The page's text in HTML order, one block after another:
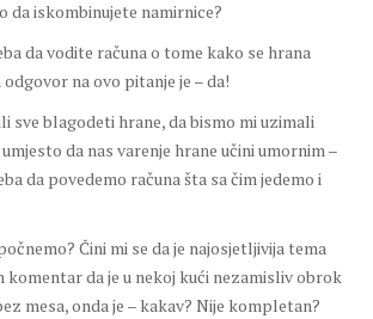
da iskombinujete namirnice?
da vodite računa o tome kako se hrana
na ovo pitanje je – da!
sve blagodeti hrane, da bismo mi uzimali
da nas varenje hrane učini umornim –
da povedemo računa šta sa čim jedemo i
Čini mi se da je najosjetljivija tema
komentar da je u nekoj kući nezamisliv obrok
mesa, onda je – kakav? Nije kompletan?